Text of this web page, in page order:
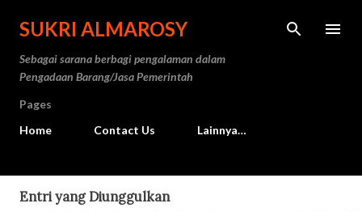
Langsung ke konten utama
SUKRI ALMAROSY
Sebagai sarana berbagi pengalaman dalam
Pengadaan Barang/Jasa Pemerintah
Pages
Home
Contact Us Lainnya…
Entri yang Diunggulkan